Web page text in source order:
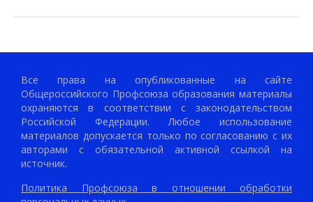
Все права на опубликованные на сайте
Общероссийского Профсоюза образования материалы
охраняются в соответствии с законодательством
Российской Федерации. Любое использование
материалов допускается только по согласованию с их
авторами с обязательной активной ссылкой на
источник.
Политика Профсоюза в отношении обработки